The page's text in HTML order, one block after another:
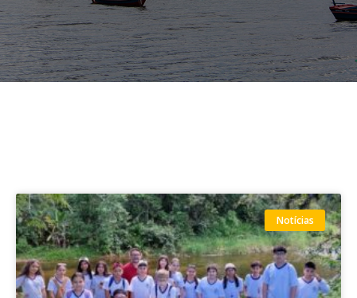
Notícias